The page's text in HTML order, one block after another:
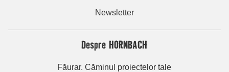
Newsletter
Despre HORNBACH
Făurar. Căminul proiectelor tale